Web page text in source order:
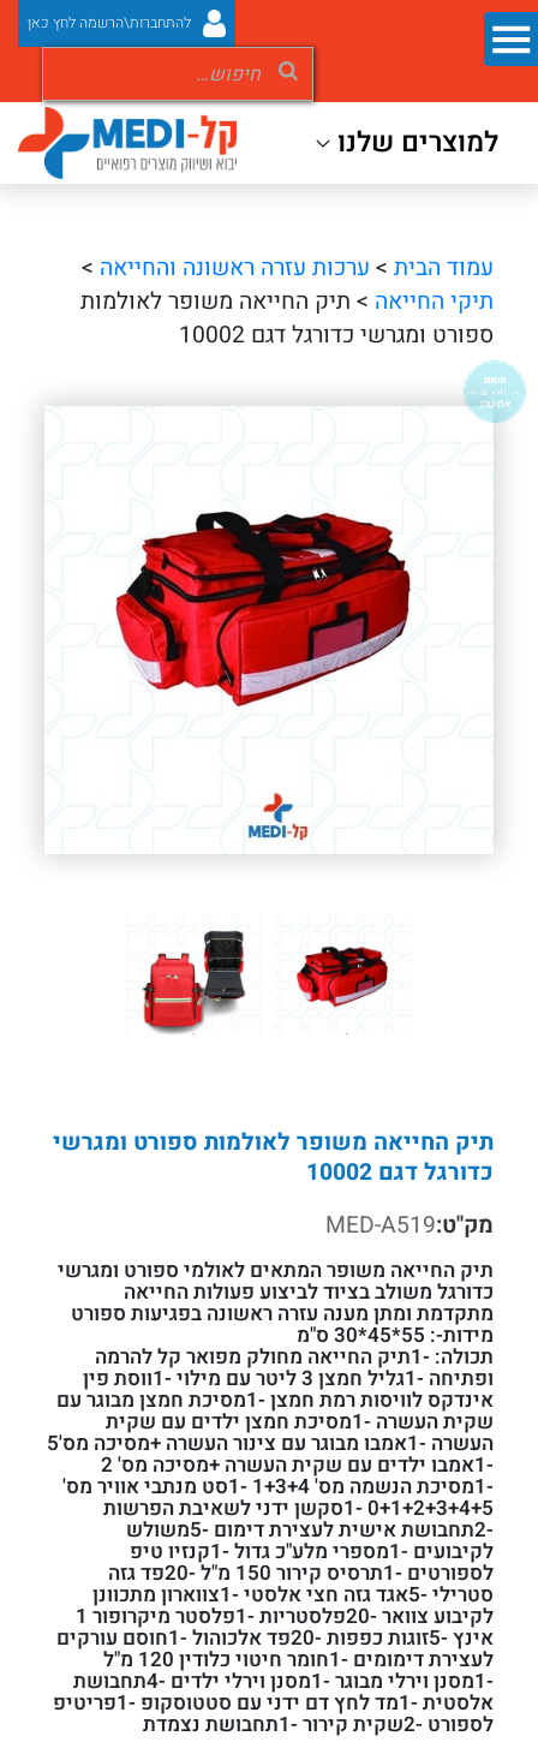
להתחברות\הרשמה לחץ כאן
למוצרים שלנו
עמוד הבית > ערכות עזרה ראשונה והחייאה >
תיקי החייאה > תיק החייאה משופר לאולמות
ספורט ומגרשי כדורגל דגם 10002
תיק החייאה משופר לאולמות ספורט ומגרשי
כדורגל דגם 10002
מק"ט:MED-A519
תיק החייאה משופר המתאים לאולמי ספורט ומגרשי
כדורגל משולב בציוד לביצוע פעולות החייאה
מתקדמת ומתן מענה עזרה ראשונה בפגיעות ספורט
מידות-: 55*45*30 ס"מ
תכולה: -1תיק החייאה מחולק מפואר קל להרמה
ופתיחה -1גליל חמצן 3 ליטר עם מילוי -1ווסת פין
אינדקס לוויסות רמת חמצן -1מסיכת חמצן מבוגר עם
שקית העשרה -1מסיכת חמצן ילדים עם שקית
העשרה -1אמבו מבוגר עם צינור העשרה +מסיכה מס'5
-1אמבו ילדים עם שקית העשרה +מסיכה מס' 2
-1מסיכת הנשמה מס' 1+3+4 -1סט מנתבי אוויר מס'
0+1+2+3+4+5 -1סקשן ידני לשאיבת הפרשות
-2תחבושת אישית לעצירת דימום -5משולש
לקיבועים -1מספרי מלע"כ גדול -1קנזיו טיפ
לספורטים -1תרסיס קירור 150 מ"ל -20פד גזה
סטרילי -5אגד גזה חצי אלסטי -1צווארון מתכוונן
לקיבוע צוואר -20פלסטריות -1פלסטר מיקרופור 1
אינץ -5זוגות כפפות -20פד אלכוהול -1חוסם עורקים
לעצירת דימומים -1חומר חיטוי כלודין 120 מ"ל
-1מסנן וירלי מבוגר -1מסנן וירלי ילדים -4תחבושת
אלסטית -1מד לחץ דם ידני עם סטטוסקופ -1פריטיפ
לספורט -2שקית קירור -1תחבושת נצמדת